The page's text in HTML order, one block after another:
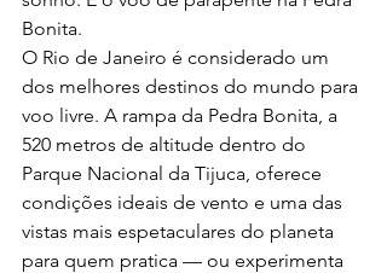
Bonita.
O Rio de Janeiro é considerado um
dos melhores destinos do mundo para
voo livre. A rampa da Pedra Bonita, a
520 metros de altitude dentro do
Parque Nacional da Tijuca, oferece
condições ideais de vento e uma das
vistas mais espetaculares do planeta
para quem pratica — ou experimenta